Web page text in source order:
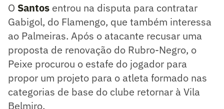
O Santos entrou na disputa para contratar
Gabigol, do Flamengo, que também interessa
ao Palmeiras. Após o atacante recusar uma
proposta de renovação do Rubro-Negro, o
Peixe procurou o estafe do jogador para
propor um projeto para o atleta formado nas
categorias de base do clube retornar à Vila
Belmiro.